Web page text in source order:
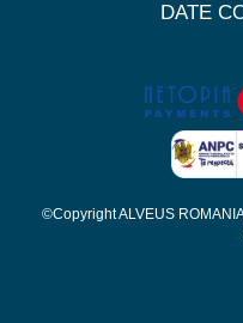
DATE
©Copyright ALVEUS